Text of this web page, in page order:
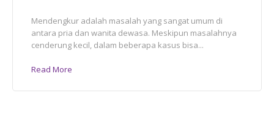
Mendengkur adalah masalah yang sangat umum di
antara pria dan wanita dewasa. Meskipun masalahnya
cenderung kecil, dalam beberapa kasus bisa...
Read More